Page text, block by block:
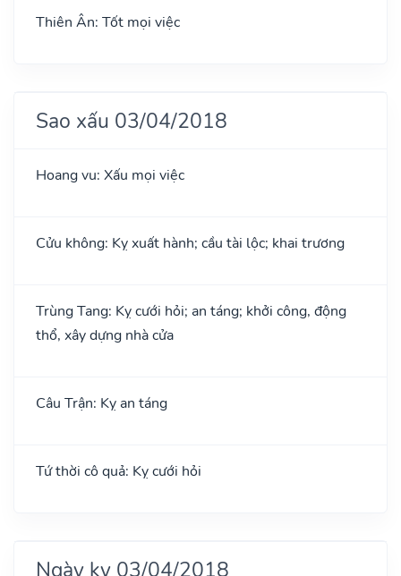
Thiên Ân: Tốt mọi việc
Sao xấu 03/04/2018
Hoang vu: Xấu mọi việc
Cửu không: Kỵ xuất hành; cầu tài lộc; khai trương
Trùng Tang: Kỵ cưới hỏi; an táng; khởi công, động
thổ, xây dựng nhà cửa
Câu Trận: Kỵ an táng
Tứ thời cô quả: Kỵ cưới hỏi
Ngày kỵ 03/04/2018